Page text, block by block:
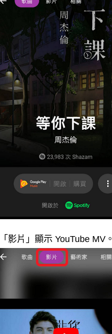
影片」顯示 YouTube MV。